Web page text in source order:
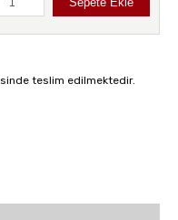
teslim edilmektedir.